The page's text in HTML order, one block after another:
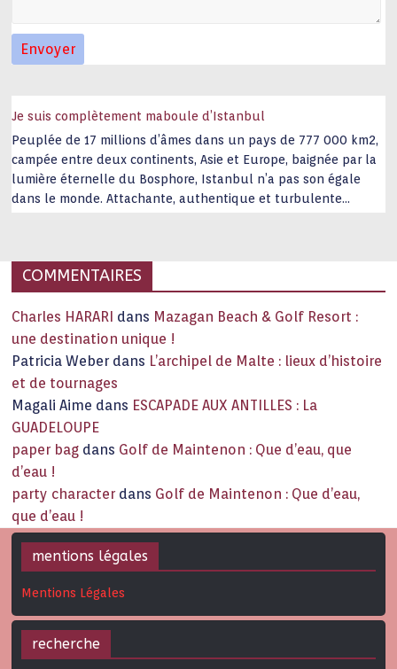
Je suis complètement maboule d’Istanbul
Peuplée de 17 millions d’âmes dans un pays de 777 000 km2,
campée entre deux continents, Asie et Europe, baignée par la
lumière éternelle du Bosphore, Istanbul n’a pas son égale
dans le monde. Attachante, authentique et turbulente
COMMENTAIRES
Charles HARARI dans Mazagan Beach & Golf Resort :
une destination unique !
Patricia Weber dans L’archipel de Malte : lieux d’histoire
et de tournages
Magali Aime dans ESCAPADE AUX ANTILLES : La
GUADELOUPE
paper bag dans Golf de Maintenon : Que d’eau, que
d’eau !
party character dans Golf de Maintenon : Que d’eau,
que d’eau !
mentions légales
Mentions Légales
recherche